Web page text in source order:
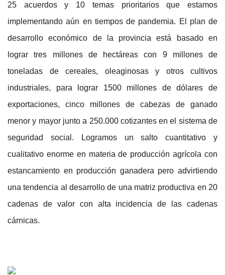
25 acuerdos y 10 temas prioritarios que estamos
implementando aún en tiempos de pandemia. El plan de
desarrollo económico de la provincia está basado en
lograr tres millones de hectáreas con 9 millones de
toneladas de cereales, oleaginosas y otros cultivos
industriales, para lograr 1500 millones de dólares de
exportaciones, cinco millones de cabezas de ganado
menor y mayor junto a 250.000 cotizantes en el sistema de
seguridad social. Logramos un salto cuantitativo y
cualitativo enorme en materia de producción agrícola con
estancamiento en producción ganadera pero advirtiendo
una tendencia al desarrollo de una matriz productiva en 20
cadenas de valor con alta incidencia de las cadenas
cárnicas.